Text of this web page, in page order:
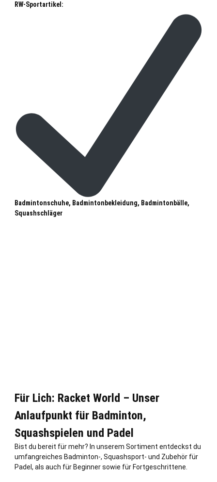
RW-Sportartikel:
Badmintonschuhe, Badmintonbekleidung, Badmintonbälle,
Squashschläger
Für Lich: Racket World – Unser
Anlaufpunkt für Badminton,
Squashspielen und Padel
Bist du bereit für mehr? In unserem Sortiment entdeckst du
umfangreiches Badminton-, Squashsport- und Zubehör für
Padel, als auch für Beginner sowie für Fortgeschrittene.